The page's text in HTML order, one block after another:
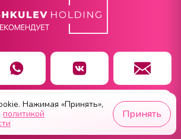
Чат заботы
Нажимая «Принять»,
политикой
Принять